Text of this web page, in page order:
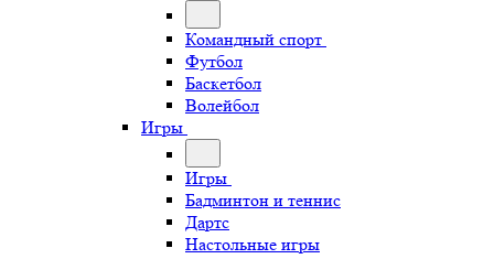
Командный спорт
Футбол
Баскетбол
Волейбол
Игры
Игры
Бадминтон и теннис
Дартс
Настольные игры